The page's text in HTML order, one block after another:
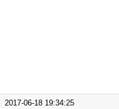
2017-06-18 19:34:25